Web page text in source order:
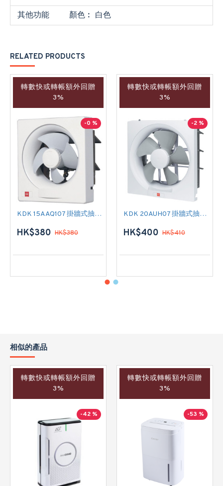
其他功能
顏色︰ 白色
RELATED PRODUCTS
轉數快或轉帳額外回贈
3%
-0 %
KDK 15AAQ107 掛牆式抽氣扇
HK$380 HK$380
轉數快或轉帳額外回贈
3%
-2 %
KDK 20AUH07 掛牆式抽氣扇
HK$400 HK$410
相似的產品
轉數快或轉帳額外回贈
3%
-42 %
轉數快或轉帳額外回贈
3%
-53 %